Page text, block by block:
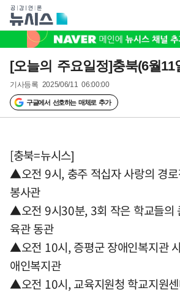
[오늘의 주요일정]충북(6월11
기사등록 2025/06/11 06:00:00
구글에서 선호하는 매체로 추가
[충북=뉴시스]
▲오전 9시, 충주 적십자 사랑의 경
봉사관
▲오전 9시30분, 3회 작은 학교들의
육관 동관
▲오전 10시, 증평군 장애인복지관
애인복지관
▲오전 10시, 교육지원청 학교지원